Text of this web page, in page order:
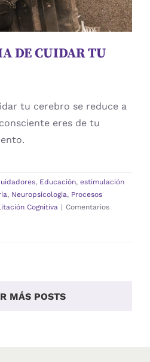
Rehabilitación Cognitiva
DE CUIDAR TU
tu cerebro se reduce a
eres de tu
, Educación, estimulación
, Neuropsicologia, Procesos
Cognitiva | Comentarios
MÁS POSTS